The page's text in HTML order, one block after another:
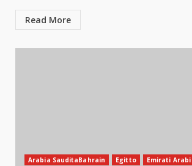
Read More
Arabia SauditaBahrain Egitto
Emirati